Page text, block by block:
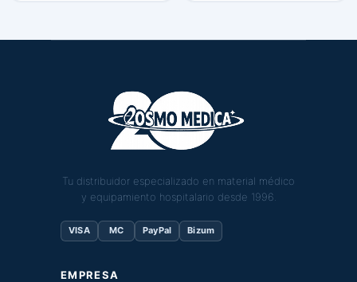
Tu distribuidor especializado en material médico
y equipamiento hospitalario desde 1996.
VISA MC PayPal Bizum
EMPRESA